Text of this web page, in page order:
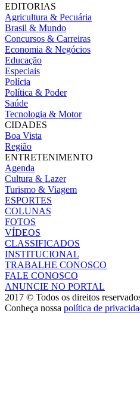
EDITORIAS
Agricultura & Pecuária
Brasil & Mundo
Concursos & Carreiras
Economia & Negócios
Educação
Especiais
Polícia
Política & Poder
Saúde
Tecnologia & Motor
CIDADES
Boa Vista
Região
ENTRETENIMENTO
Agenda
Cultura & Lazer
Turismo & Viagem
ESPORTES
COLUNAS
FOTOS
VÍDEOS
CLASSIFICADOS
INSTITUCIONAL
TRABALHE CONOSCO
FALE CONOSCO
ANUNCIE NO PORTAL
2017 © Todos os direitos
Conheça nossa política de